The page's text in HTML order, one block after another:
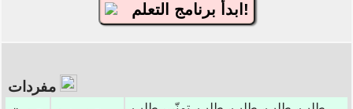
ابدأ برنامج التعلم!